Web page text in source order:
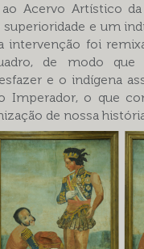
Acervo Artístico da
e um
intervenção foi
de modo que
e o indígena
Imperador, o que
de nossa